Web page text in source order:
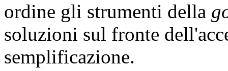
ordine gli strumenti della
soluzioni sul fronte
semplificazione.